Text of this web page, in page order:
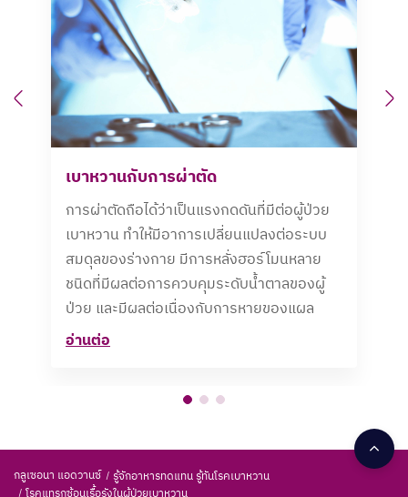
Previous
เบาหวานกับการผ่าตัด
การผ่าตัดถือได้ว่าเป็นแรงกดดันที่มีต่อผู้ป่วย
เบาหวาน ทำให้มีอาการเปลี่ยนแปลงต่อระบบ
สมดุลของร่างกาย มีการหลั่งฮอร์โมนหลาย
ชนิดที่มีผลต่อการควบคุมระดับน้ำตาลของผู้
ป่วย และมีผลต่อเนื่องกับการหายของแผล
อ่านต่อ
กลูเซอนา แอดวานซ์
รู้จักอาหารทดแทน รู้ทันโรคเบาหวาน
โรคแทรกซ้อนเรื้อรังในผู้ป่วยเบาหวาน